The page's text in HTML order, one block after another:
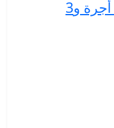
اصطدام قوي بين سيارة أجرة و3